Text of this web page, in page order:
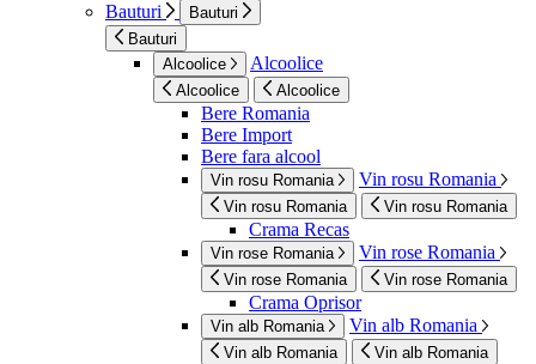
Bauturi
Bauturi
Bauturi
Alcoolice
Alcoolice
Alcoolice Alcoolice
Bere Romania
Bere Import
Bere fara alcool
Vin rosu Romania Vin rosu Romania
Vin rosu Romania Vin rosu Romania
Crama Recas
Vin rose Romania Vin rose Romania
Vin rose Romania Vin rose Romania
Crama Oprisor
Vin alb Romania Vin alb Romania
Vin alb Romania Vin alb Romania